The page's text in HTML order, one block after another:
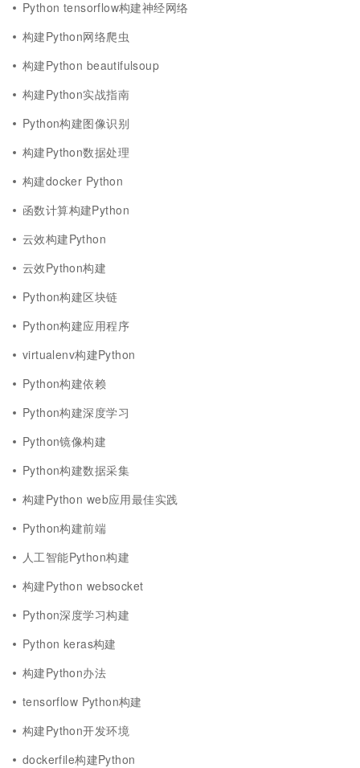
Python tensorflow构建神经网络
构建Python网络爬虫
构建Python beautifulsoup
构建Python实战指南
Python构建图像识别
构建Python数据处理
构建docker Python
函数计算构建Python
云效构建Python
云效Python构建
Python构建区块链
Python构建应用程序
virtualenv构建Python
Python构建依赖
Python构建深度学习
Python镜像构建
Python构建数据采集
构建Python web应用最佳实践
Python构建前端
人工智能Python构建
构建Python websocket
Python深度学习构建
Python keras构建
构建Python办法
tensorflow Python构建
构建Python开发环境
dockerfile构建Python